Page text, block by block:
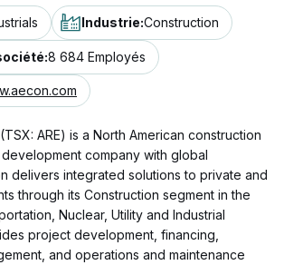
Industrie:Construction
:8 684 Employés
ARE) is a North American construction
company with global
delivers integrated solutions to private and
through its Construction segment in the
Nuclear, Utility and Industrial
project development, financing,
and operations and maintenance